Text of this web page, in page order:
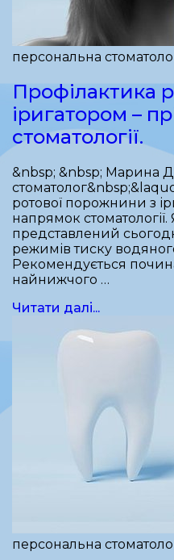
персональна
Профілактика
іригатором –
стоматології.
&nbsp; &nbsp; Марина
ротової порожнини з
напрямок
представлений
режимів тиску
Рекомендується
найнижчого …
Читати далі...
персональна